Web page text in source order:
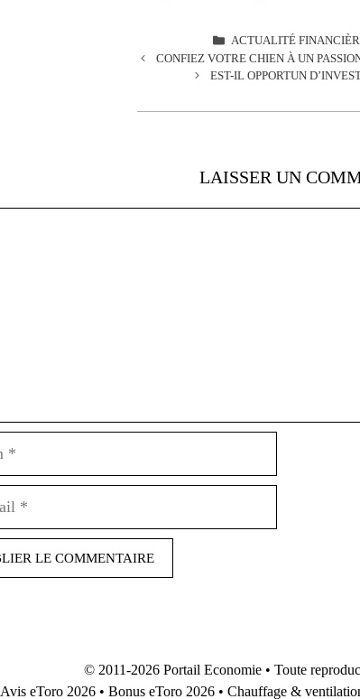
CATÉGORIES
ACTUALITÉ
CONFIEZ VOTRE CHIEN À UN
EST-IL OPPORTUN
LAISSER UN
© 2011-2026 Portail Economie• Toute
Avis eToro 2026• Bonus eToro 2026• Chauffage &